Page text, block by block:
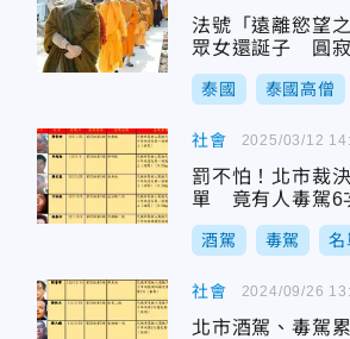
法號「遠離慾望
眾女還誕子 圓
泰國 泰國高僧
社會
罰不怕！北市裁
單 竟有人毒駕6
酒駕 毒駕 名
2025/03/12
社會
北市酒駕、毒駕
2024/09/26